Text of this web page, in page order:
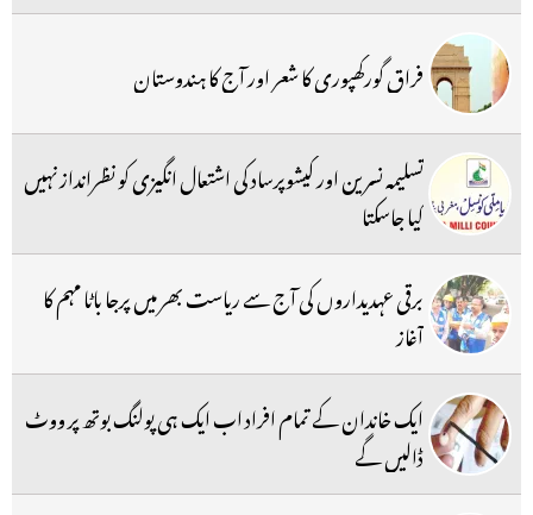
فراق گورکھپوری کا شعر اور آج کا ہندوستان
تسلیمہ نسرین اور کیشوپرساد کی اشتعال انگیزی کو نظرانداز نہیں
کیا جاسکتا
برقی عہدیداروں کی آج سے ریاست بھر میں پرجا باٹا مہم کا
آغاز
ایک خاندان کے تمام افراد اب ایک ہی پولنگ بوتھ پر ووٹ
ڈالیں گے